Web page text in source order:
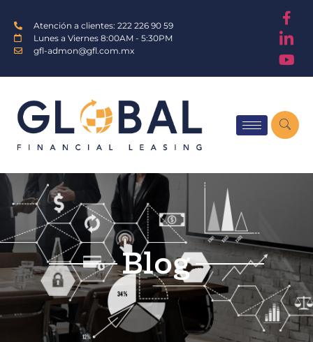
Atención a clientes: 222 226 90 59
Lunes a Viernes 8:00AM - 5:30PM
gfl-admon@gfl.com.mx
Blog